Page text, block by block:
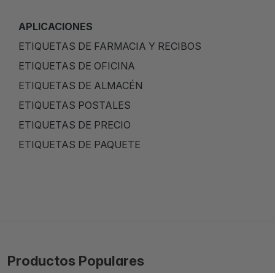
APLICACIONES
ETIQUETAS DE FARMACIA Y RECIBOS
ETIQUETAS DE OFICINA
ETIQUETAS DE ALMACÉN
ETIQUETAS POSTALES
ETIQUETAS DE PRECIO
ETIQUETAS DE PAQUETE
Productos Populares